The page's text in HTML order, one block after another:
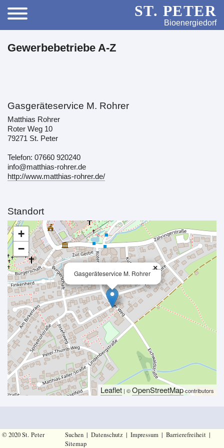
ST. PETER
Bioenergiedorf
Gewerbebetriebe A-Z
Gasgeräteservice M. Rohrer
Matthias Rohrer
Roter Weg 10
79271 St. Peter
Telefon: 07660 920240
info@matthias-rohrer.de
http://www.matthias-rohrer.de/
Standort
Gasgeräteservice M. Rohrer
×
+
−
Leaflet | ©OpenStreetMapcontributors
© 2020 St. Peter Suchen | Datenschutz | Impressum | Barrierefreiheit |
Sitemap